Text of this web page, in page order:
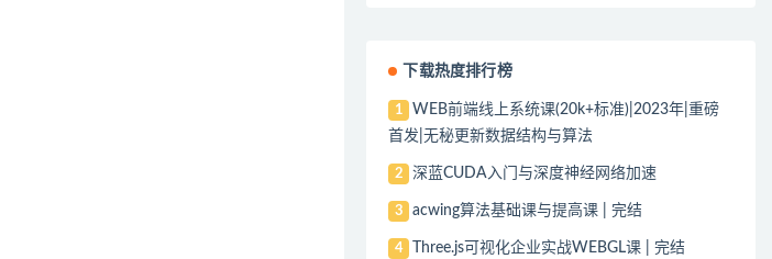
下载热度排行榜
1
WEB前端线上系统课(20k+标准)|2023年|重磅
首发|无秘更新数据结构与算法
2 深蓝CUDA入门与深度神经网络加速
3 acwing算法基础课与提高课 | 完结
4 Three.js可视化企业实战WEBGL课 | 完结